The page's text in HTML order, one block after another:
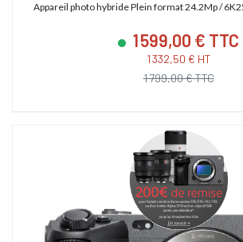
Appareil photo hybride Plein format 24.2Mp /
1 599,00 € TTC
1 332,50 € HT
1 799,00 € TTC